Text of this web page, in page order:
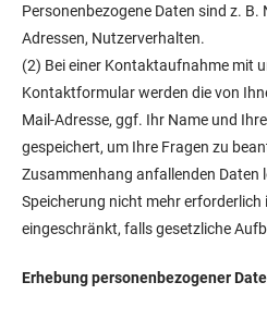
Personenbezogene Daten sind z. B.
Adressen, Nutzerverhalten.
(2) Bei einer Kontaktaufnahme mit
Kontaktformular werden die von
Mail-Adresse, ggf. Ihr Name und
gespeichert, um Ihre Fragen zu
Zusammenhang anfallenden Daten
Speicherung nicht mehr
eingeschränkt, falls gesetzliche
Erhebung personenbezogener